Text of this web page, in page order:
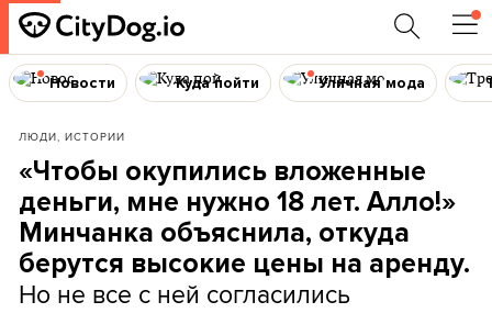
Новости Куда пойти Уличная мода
ЛЮДИ, ИСТОРИИ
«Чтобы окупились вложенные
деньги, мне нужно 18 лет. Алло!»
Минчанка объяснила, откуда
берутся высокие цены на аренду.
Но не все с ней согласились